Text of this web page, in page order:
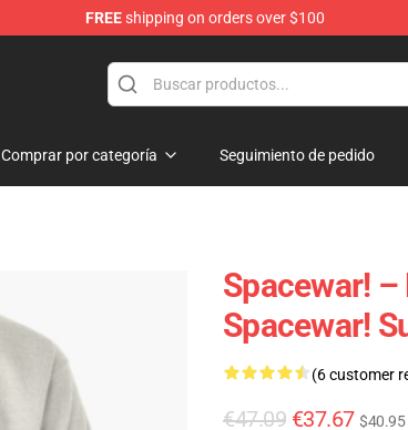
FREEshipping on orders over $100
Comprar por categoría Seguimiento de pedido
Spacewar! –
Spacewar!
(6 customer
€47.09 €37.67 $40.95